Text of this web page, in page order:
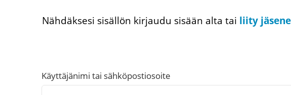
Nähdäksesi sisällön kirjaudu sisään alta tai liity
Käyttäjänimi tai sähköpostiosoite